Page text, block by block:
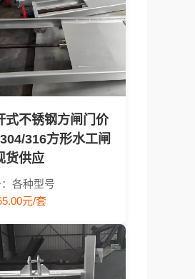
式不锈钢方闸门价
316方形水工闸
货供应
各种型号
元/套